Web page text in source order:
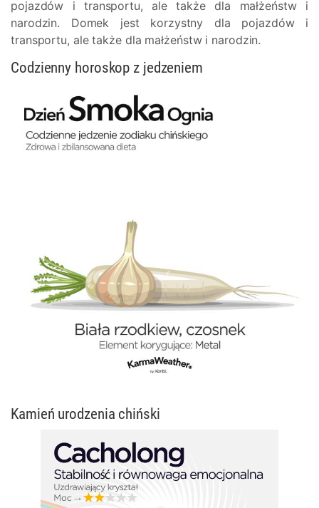
pojazdów i transportu, ale także dla małżeństw i
narodzin. Domek jest korzystny dla pojazdów i
transportu, ale także dla małżeństw i narodzin.
Codzienny horoskop z jedzeniem
Kamień urodzenia chiński